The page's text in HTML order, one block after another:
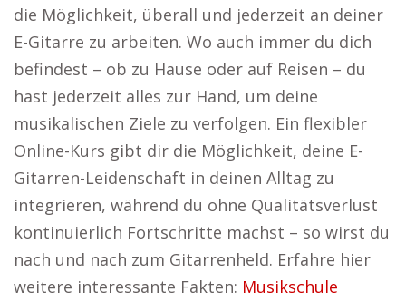
die Möglichkeit, überall und jederzeit an deiner
E-Gitarre zu arbeiten. Wo auch immer du dich
befindest – ob zu Hause oder auf Reisen – du
hast jederzeit alles zur Hand, um deine
musikalischen Ziele zu verfolgen. Ein flexibler
Online-Kurs gibt dir die Möglichkeit, deine E-
Gitarren-Leidenschaft in deinen Alltag zu
integrieren, während du ohne Qualitätsverlust
kontinuierlich Fortschritte machst – so wirst du
nach und nach zum Gitarrenheld. Erfahre hier
weitere interessante Fakten: Musikschule